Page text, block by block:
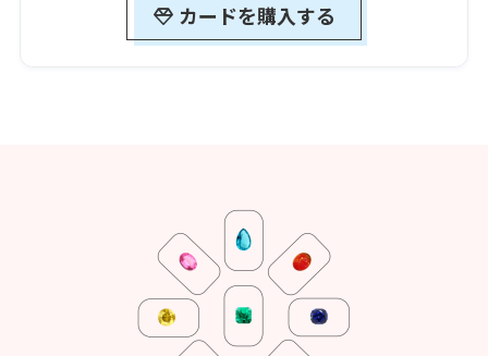
カードを購入する